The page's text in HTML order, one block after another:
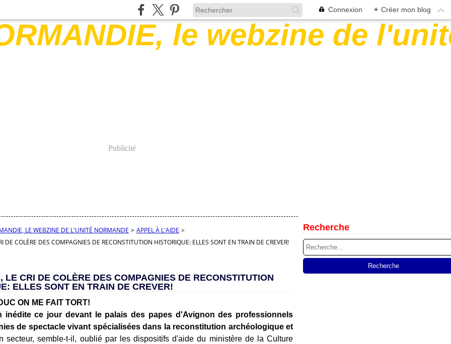
Connexion + Créer mon blog
Publicité
LE WEBZINE DE L'UNITÉ NORMANDE > APPEL À L'AIDE >
DE COLÈRE DES COMPAGNIES DE RECONSTITUTION HISTORIQUE: ELLES SONT EN TRAIN DE CREVER!
LE CRI DE COLÈRE DES COMPAGNIES DE RECONSTITUTION
ELLES SONT EN TRAIN DE CREVER!
ON ME FAIT TORT!
inédite ce jour devant le palais des papes d'Avignon des professionnels
de spectacle vivant spécialisées dans la reconstitution archéologique et
secteur, semble-t-il, oublié par les dispositifs d'aide du ministère de la Culture
Recherche